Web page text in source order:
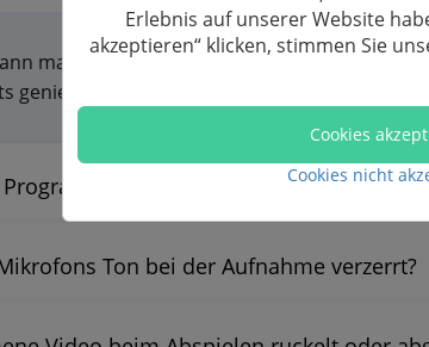
man Bildschirm Video/Audio bis auf 3
genießen.
Aktivierung? Hier die Lösungen
Ton bei der Aufnahme verzerrt?
Erlebnis auf unserer Website
akzeptieren“ klicken, stimmen Sie
Cookies
Cookies nicht